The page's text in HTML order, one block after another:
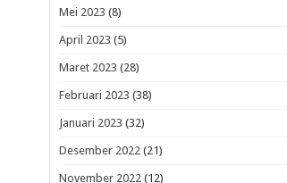
Mei 2023 (8)
April 2023 (5)
Maret 2023 (28)
Februari 2023 (38)
Januari 2023 (32)
Desember 2022(21)
November 2022(12)